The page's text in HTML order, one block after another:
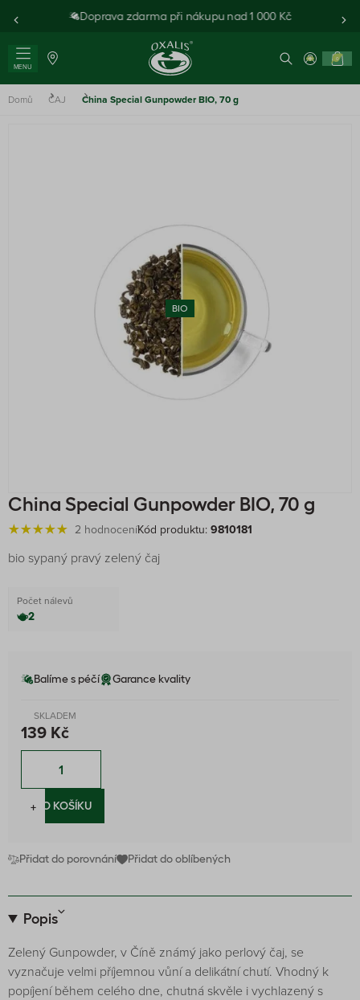
Doprava zdarma při nákupu nad 1 000 Kč
MENU
0
Domů ČAJ China Special Gunpowder BIO, 70 g
BIO
China Special Gunpowder BIO, 70 g
2 hodnoceníKód produktu: 9810181
bio sypaný pravý zelený čaj
Počet nálevů
2
Balíme s péčí Garance kvality
SKLADEM
139 Kč
−
+DO KOŠÍKU
Přidat do porovnání Přidat do oblíbených
Popis
Zelený Gunpowder, v Číně známý jako perlový čaj, se
vyznačuje velmi příjemnou vůní a delikátní chutí. Vhodný k
popíjení během celého dne, chutná skvěle i vychlazený s